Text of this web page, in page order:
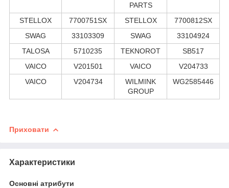
PARTS
STELLOX 7700751SX STELLOX
7700812SX
SWAG
33103309 SWAG
33104924
TALOSA
5710235 TEKNOROT
SB517
VAICO
V201501 VAICO
V204733
VAICO
V204734
WILMINK
GROUP
WG2585446
Приховати
Характеристики
Основні атрибути